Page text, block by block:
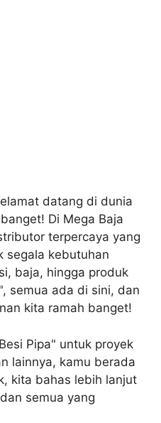
datang di dunia
Di Mega Baja
terpercaya yang
segala kebutuhan
baja, hingga produk
semua ada di sini, dan
kita ramah banget!
Pipa" untuk proyek
lainnya, kamu berada
kita bahas lebih lanjut
semua yang